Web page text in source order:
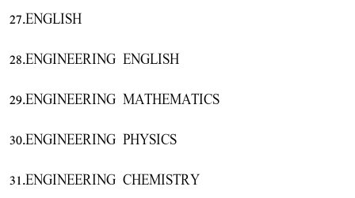
27.ENGLISH
28.ENGINEERING ENGLISH
29.ENGINEERING MATHEMATICS
30.ENGINEERING PHYSICS
31.ENGINEERING CHEMISTRY